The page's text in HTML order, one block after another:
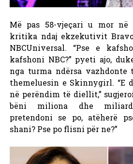
Më pas 58-vjeçari u mor në
kritika ndaj ekzekutivit
NBCUniversal. “Pse e
kafshoni NBC?” pyeti ajo,
nga turma ndërsa vazhdonte
themeluesin e Skinnygirl. “E
në perëndim të diellit,”
bëni miliona dhe
pretendoni se po, atëherë
shani? Pse po flisni për ne?”